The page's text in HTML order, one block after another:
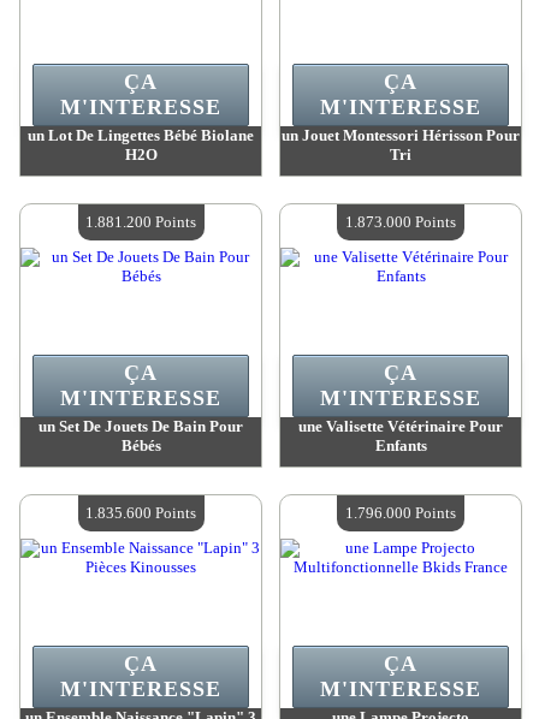
un Lot De Lingettes Bébé Biolane
H2O
Quantité Disponible :4
ÇA
M'INTERESSE
un Jouet Montessori Hérisson Pour
Tri
Quantité Disponible :4
ÇA
M'INTERESSE
un Set De Jouets De Bain Pour
Bébés
Quantité Disponible :4
ÇA
M'INTERESSE
1.881.200 Points
une Valisette Vétérinaire Pour
Enfants
Quantité Disponible :4
ÇA
M'INTERESSE
1.873.000 Points
ÇA
M'INTERESSE
1.835.600 Points
ÇA
M'INTERESSE
1.796.000 Points